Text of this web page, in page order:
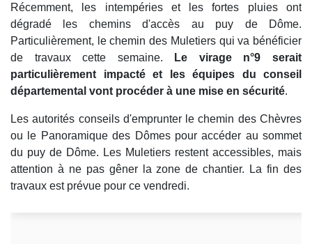
Récemment, les intempéries et les fortes pluies ont
dégradé les chemins d'accès au puy de Dôme.
Particulièrement, le chemin des Muletiers qui va bénéficier
de travaux cette semaine.
Le virage n°9 serait
particulièrement impacté et les équipes du conseil
départemental vont procéder à une mise en sécurité.
Les autorités conseils d'emprunter le chemin des Chèvres
ou le Panoramique des Dômes pour accéder au sommet
du puy de Dôme. Les Muletiers restent accessibles, mais
attention à ne pas gêner la zone de chantier. La fin des
travaux est prévue pour ce vendredi.